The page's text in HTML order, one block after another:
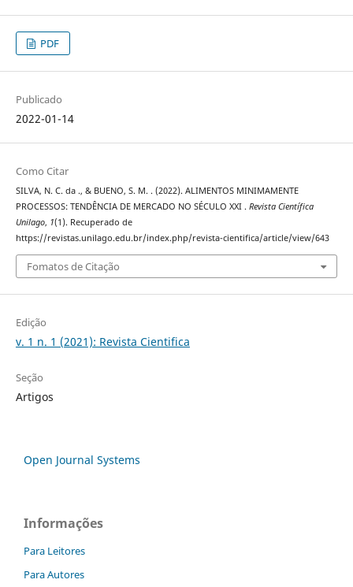
PDF
Publicado
2022-01-14
Como Citar
SILVA, N. C. da ., & BUENO, S. M. . (2022). ALIMENTOS MINIMAMENTE
PROCESSOS: TENDÊNCIA DE MERCADO NO SÉCULO XXI . Revista Científica
Unilago, 1(1). Recuperado de
https://revistas.unilago.edu.br/index.php/revista-cientifica/article/view/643
Fomatos de Citação
Edição
v. 1 n. 1 (2021): Revista Cientifica
Seção
Artigos
Open Journal Systems
Informações
Para Leitores
Para Autores